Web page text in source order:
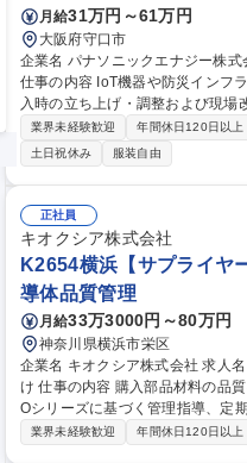
月給31万円～61万円
大阪府守口市
企業名 パナソニックエナジー株式会社 求人名 ED【大阪/守口】生産技術/マイクロ電池の設備立ち
仕事の内容 IoT機器や防災インフ
入時の立ち上げ・調整および現
【具体的な仕事内容】■守口また
質改善■設備の安定稼働の維持・
による設備復旧 募集
業界未経験歓迎 年間休日120日以上
土日祝休み
服装自由
正社員
キオクシア株式会社
K2654横浜【サプライヤ
導体品質管理
月給33万3000円～80万円
神奈川県横浜市栄区
企業名 キオクシア株式会社 求人名 K2654横浜【サプライヤー品質管理・監査】SSD製品部品材料サプライヤー向
け 仕事の内容 購入部品材料の品質を担保するため、取引先(サプライヤー)への品質管理(傾向管理)の指導教育、IS
Oシリーズに基づく管理指導、定
す。 【詳細】■新規開拓・評価：新規サプライヤーの評価や認定監査を実施し、品質保証協定（QAA）等の契約や
業界未経験歓迎 年間休日120日以上